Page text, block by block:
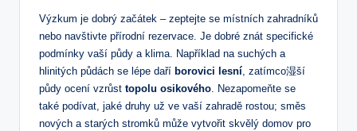
Výzkum je dobrý začátek – zeptejte se místních zahradníků
nebo navštivte přírodní rezervace. Je dobré znát specifické
podmínky vaší půdy a klima. Například na suchých a
hlinitých půdách se lépe daří borovici lesní, zatímco湿ší
půdy ocení vzrůst topolu osikového. Nezapomeňte se
také podívat, jaké druhy už ve vaší zahradě rostou; směs
nových a starých stromků může vytvořit skvělý domov pro